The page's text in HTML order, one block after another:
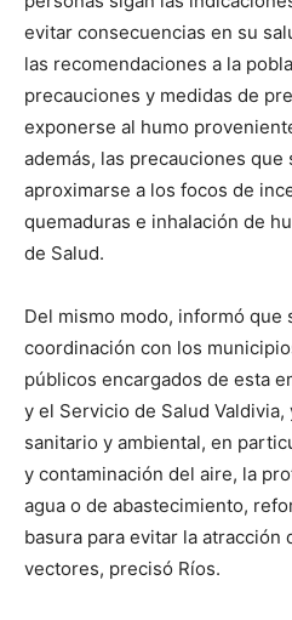
evitar consecuencias en su
las recomendaciones a la
precauciones y medidas de
exponerse al humo
además, las precauciones que
aproximarse a los focos de
quemaduras e inhalación de
de Salud.
Del mismo modo, informó que
coordinación con los
públicos encargados de esta
y el Servicio de Salud
sanitario y ambiental, en
y contaminación del aire, la
agua o de abastecimiento,
basura para evitar la atracción
vectores, precisó Ríos.